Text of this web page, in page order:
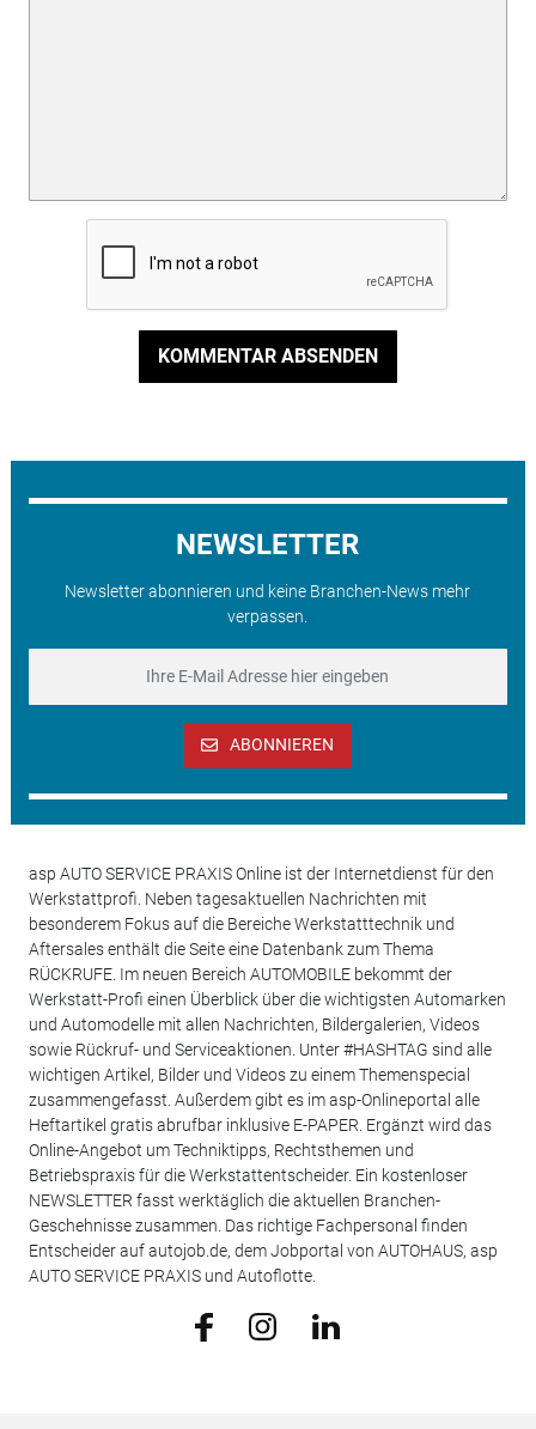
KOMMENTAR ABSENDEN
NEWSLETTER
Newsletter abonnieren und keine Branchen-News mehr
verpassen.
ABONNIEREN
asp AUTO SERVICE PRAXIS Online ist der Internetdienst für den
Werkstattprofi. Neben tagesaktuellen Nachrichten mit
besonderem Fokus auf die Bereiche Werkstatttechnik und
Aftersales enthält die Seite eine Datenbank zum Thema
RÜCKRUFE. Im neuen Bereich AUTOMOBILE bekommt der
Werkstatt-Profi einen Überblick über die wichtigsten Automarken
und Automodelle mit allen Nachrichten, Bildergalerien, Videos
sowie Rückruf- und Serviceaktionen. Unter #HASHTAG sind alle
wichtigen Artikel, Bilder und Videos zu einem Themenspecial
zusammengefasst. Außerdem gibt es im asp-Onlineportal alle
Heftartikel gratis abrufbar inklusive E-PAPER. Ergänzt wird das
Online-Angebot um Techniktipps, Rechtsthemen und
Betriebspraxis für die Werkstattentscheider. Ein kostenloser
NEWSLETTER fasst werktäglich die aktuellen Branchen-
Geschehnisse zusammen. Das richtige Fachpersonal finden
Entscheider auf autojob.de, dem Jobportal von AUTOHAUS, asp
AUTO SERVICE PRAXIS und Autoflotte.